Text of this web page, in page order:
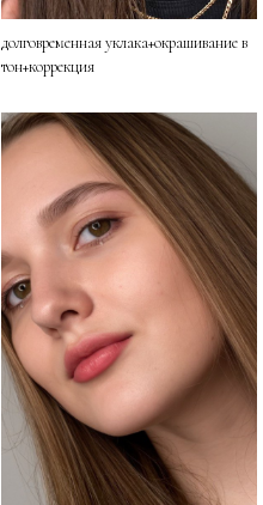
долговременная уклака+окрашивание в
тон+коррекция